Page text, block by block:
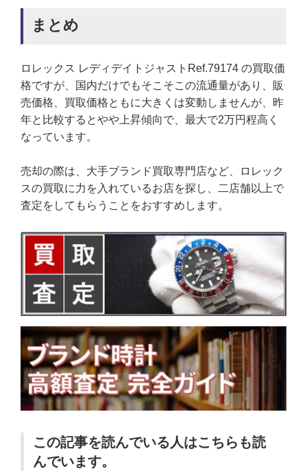
まとめ
ロレックス レディデイトジャストRef.79174 の買取価
格ですが、国内だけでもそこそこの流通量があり、販
売価格、買取価格ともに大きくは変動しませんが、昨
年と比較するとやや上昇傾向で、最大で2万円程高く
なっています。
売却の際は、大手ブランド買取専門店など、ロレック
スの買取に力を入れているお店を探し、二店舗以上で
査定をしてもらうことをおすすめします。
この記事を読んでいる人はこちらも読
んでいます。